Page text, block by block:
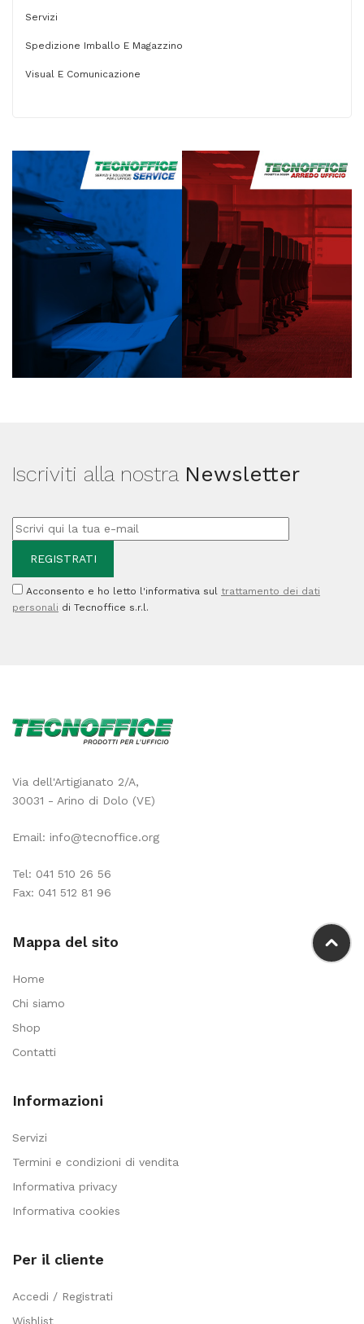
Servizi
Spedizione Imballo E Magazzino
Visual E Comunicazione
Iscriviti alla nostra Newsletter
Acconsento e ho letto l'informativa sul trattamento dei dati
personali di Tecnoffice s.r.l.
Via dell'Artigianato 2/A,
30031 - Arino di Dolo (VE)
Email: info@tecnoffice.org
Tel: 041 510 26 56
Fax: 041 512 81 96
Mappa del sito
Home
Chi siamo
Shop
Contatti
Informazioni
Servizi
Termini e condizioni di vendita
Informativa privacy
Informativa cookies
Per il cliente
Accedi / Registrati
Wishlist